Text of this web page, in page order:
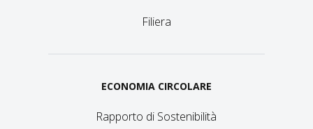
Filiera
ECONOMIA CIRCOLARE
Rapporto di Sostenibilità